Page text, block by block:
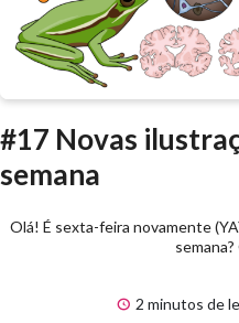
#17 Novas
semana
Olá! É sexta-feira novamente
2 minutos de